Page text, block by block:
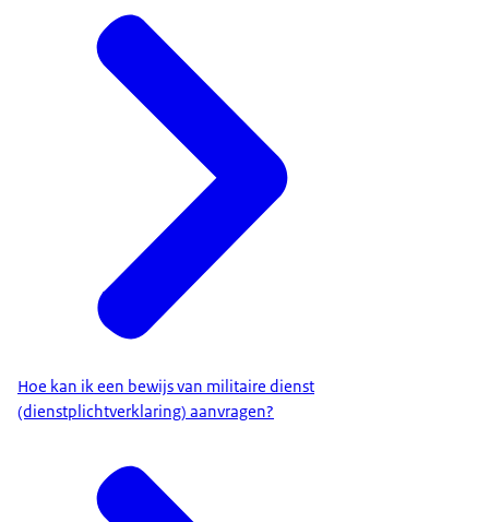
Hoe kan ik een bewijs van militaire dienst
(dienstplichtverklaring) aanvragen?